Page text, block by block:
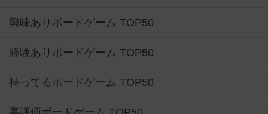
興味ありボードゲーム TOP50
経験ありボードゲーム TOP50
持ってるボードゲーム TOP50